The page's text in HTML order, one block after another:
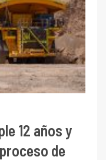
12 años y
de